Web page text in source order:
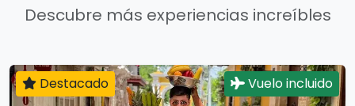
Descubre más experiencias increíbles
Destacado Vuelo incluido